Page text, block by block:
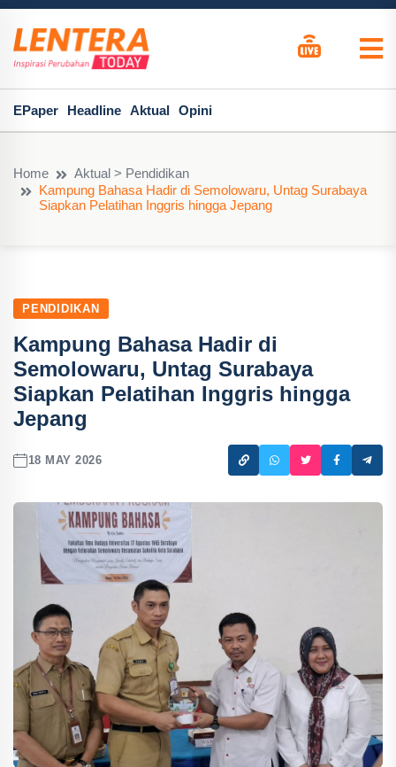
EPaper Headline Aktual Opini
Home
Aktual > Pendidikan
Kampung Bahasa Hadir di Semolowaru, Untag Surabaya
Siapkan Pelatihan Inggris hingga Jepang
PENDIDIKAN
Kampung Bahasa Hadir di
Semolowaru, Untag Surabaya
Siapkan Pelatihan Inggris hingga
Jepang
18 MAY 2026